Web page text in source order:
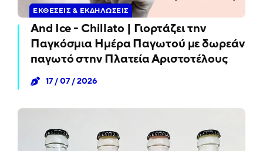
ΕΚΘΈΣΕΙΣ & ΕΚΔΗΛΏΣΕΙΣ
And Ice - Chillato | Γιορτάζει την
Παγκόσμια Ημέρα Παγωτού με δωρεάν
παγωτό στην Πλατεία Αριστοτέλους
17 / 07 / 2026